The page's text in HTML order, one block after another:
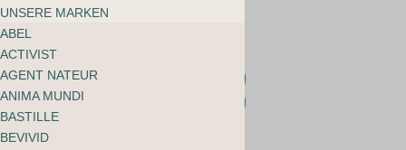
UNSERE MARKEN
ABEL
ACTIVIST
AGENT NATEUR
ANIMA MUNDI
BASTILLE
BEVIVID